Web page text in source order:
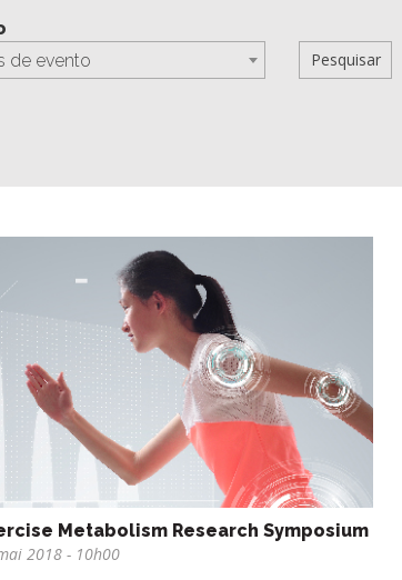
de evento
Metabolism Research Symposium
2018 - 10h00